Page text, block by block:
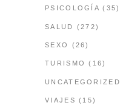
PSICOLOGÍA (35)
SALUD (272)
SEXO (26)
TURISMO (16)
UNCATEGORIZED
VIAJES (15)